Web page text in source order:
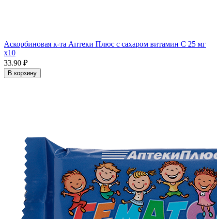
Аскорбиновая к-та Аптеки Плюс с сахаром витамин С 25 мг
x10
33.90 ₽
В корзину